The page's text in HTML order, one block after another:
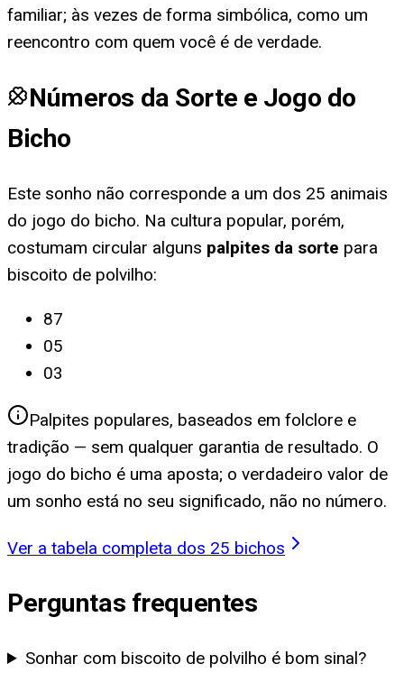
familiar; às vezes de forma simbólica, como um
reencontro com quem você é de verdade.
Números da Sorte e Jogo do
Bicho
Este sonho não corresponde a um dos 25 animais
do jogo do bicho. Na cultura popular, porém,
costumam circular alguns palpites da sorte para
biscoito de polvilho:
87
05
03
Palpites populares, baseados em folclore e
tradição — sem qualquer garantia de resultado. O
jogo do bicho é uma aposta; o verdadeiro valor de
um sonho está no seu significado, não no número.
Ver a tabela completa dos 25 bichos
Perguntas frequentes
Sonhar com biscoito de polvilho é bom sinal?